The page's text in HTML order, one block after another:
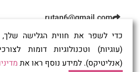
rutan6@gmail.com
שתפו
כדי לשפר את חווית הגלישה
(עוגיות) וטכנולוגיות דומות
(אנליטיקס). למידע נוסף ראו את